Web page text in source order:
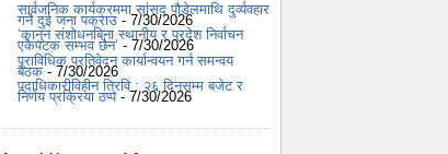
सार्वजनिक कार्यक्रममा सांसद पौडेलमाथि दुर्व्यवहार
गर्ने दुई जना पक्राउ - 7/30/2026
‘कानुन संशोधनबिना स्थानीय र प्रदेश निर्वाचन
एकैपटक सम्भव छैन’ - 7/30/2026
प्राविधिक प्रतिवेदन कार्यान्वयन गर्न समन्वय
बैठक- 7/30/2026
पदाधिकारीविहीन त्रिवि : २६ दिनसम्म बजेट र
निर्णय प्रक्रिया ठप्प- 7/30/2026